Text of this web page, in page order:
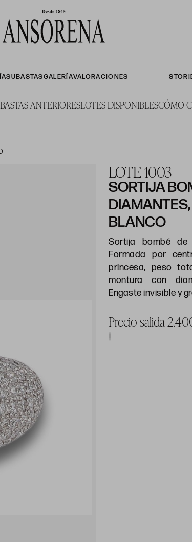
SUBASTASGALERÍAVALORACIONES
ANTERIORESLOTES DISPONIBLESCÓMO
LOTE 1003
SORTIJA
BLANCO
Sortija bombé
Formada por
princesa, peso
montura con
Engaste invisible y
Precio salida